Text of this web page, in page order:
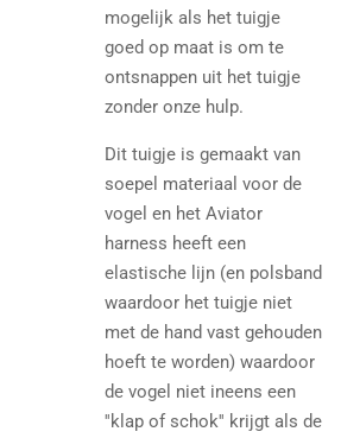
mogelijk als het tuigje
goed op maat is om te
ontsnappen uit het tuigje
zonder onze hulp.
Dit tuigje is gemaakt van
soepel materiaal voor de
vogel en het Aviator
harness heeft een
elastische lijn (en polsband
waardoor het tuigje niet
met de hand vast gehouden
hoeft te worden) waardoor
de vogel niet ineens een
''klap of schok'' krijgt als de